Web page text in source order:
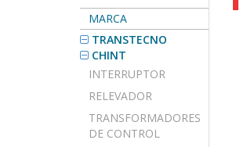
MARCA
TRANSTECNO
CHINT
INTERRUPTOR
RELEVADOR
TRANSFORMADORES
DE CONTROL